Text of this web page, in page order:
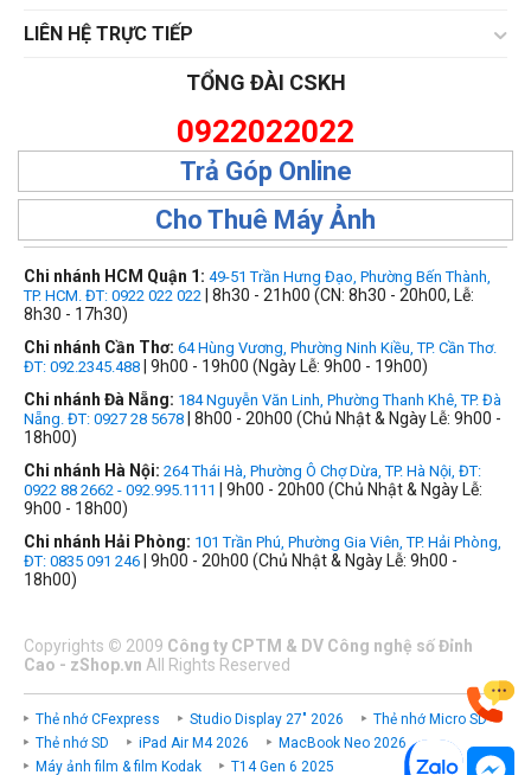
LIÊN HỆ TRỰC TIẾP
TỔNG ĐÀI CSKH
0922022022
Trả Góp Online
Cho Thuê Máy Ảnh
Chi nhánh HCM Quận 1: 49-51 Trần Hưng Đạo, Phường Bến Thành,
TP. HCM. ĐT: 0922 022 022 | 8h30 - 21h00 (CN: 8h30 - 20h00, Lễ:
8h30 - 17h30)
Chi nhánh Cần Thơ: 64 Hùng Vương, Phường Ninh Kiều, TP. Cần Thơ.
ĐT: 092.2345.488 | 9h00 - 19h00 (Ngày Lễ: 9h00 - 19h00)
Chi nhánh Đà Nẵng: 184 Nguyễn Văn Linh, Phường Thanh Khê, TP. Đà
Nẵng. ĐT: 0927 28 5678 | 8h00 - 20h00 (Chủ Nhật & Ngày Lễ: 9h00 -
18h00)
Chi nhánh Hà Nội: 264 Thái Hà, Phường Ô Chợ Dừa, TP. Hà Nội, ĐT:
0922 88 2662 - 092.995.1111
| 9h00 - 20h00 (Chủ Nhật & Ngày Lễ:
9h00 - 18h00)
Chi nhánh Hải Phòng: 101 Trần Phú, Phường Gia Viên, TP. Hải Phòng,
ĐT: 0835 091 246 | 9h00 - 20h00 (Chủ Nhật & Ngày Lễ: 9h00 -
18h00)
Copyrights © 2009 Công ty CPTM & DV Công nghệ số Đỉnh
Cao - zShop.vn All Rights Reserved
Thẻ nhớ CFexpress Studio Display 27" 2026
Thẻ nhớ Micro SD
Thẻ nhớ SD
iPad Air M4 2026
MacBook Neo 2026
Máy ảnh film & film Kodak
T14 Gen 6 2025